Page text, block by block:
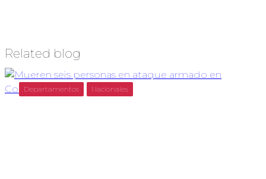
Related blog
Departamentos Nacionales